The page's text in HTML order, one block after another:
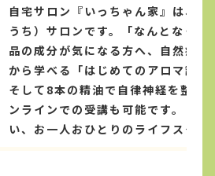
自宅サロン『いっちゃん家』は、
うち）サロンです。「なんとなく
品の成分が気になる方へ、自然療
から学べる「はじめてのアロマ講
そして8本の精油で自律神経を整え
ンラインでの受講も可能です。「
い、お一人おひとりのライフスタ